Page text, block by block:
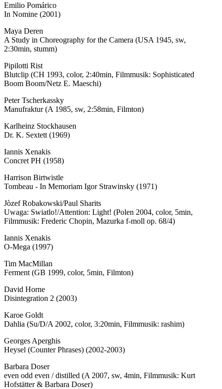
Emilio Pomárico
In Nomine (2001)
Maya Deren
A Study in Choreography for the Camera (USA 1945, sw,
2:30min, stumm)
Pipilotti Rist
Blutclip (CH 1993, color, 2:40min, Filmmusik: Sophisticated
Boom Boom/Netz E. Maeschi)
Peter Tscherkassky
Manufraktur (A 1985, sw, 2:58min, Filmton)
Karlheinz Stockhausen
Dr. K. Sextett (1969)
Iannis Xenakis
Concret PH (1958)
Harrison Birtwistle
Tombeau - In Memoriam Igor Strawinsky (1971)
Jòzef Robakowski/Paul Sharits
Uwaga: Swiatlo!/Attention: Light! (Polen 2004, color, 5min,
Filmmusik: Frederic Chopin, Mazurka f-moll op. 68/4)
Iannis Xenakis
O-Mega (1997)
Tim MacMillan
Ferment (GB 1999, color, 5min, Filmton)
David Horne
Disintegration 2 (2003)
Karoe Goldt
Dahlia (Su/D/A 2002, color, 3:20min, Filmmusik: rashim)
Georges Aperghis
Heysel (Counter Phrases) (2002-2003)
Barbara Doser
even odd even / distilled (A 2007, sw, 4min, Filmmusik: Kurt
Hofstätter & Barbara Doser)